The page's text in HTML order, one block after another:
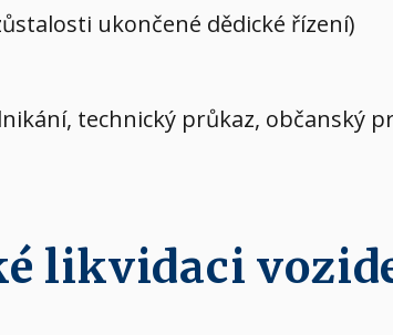
ukončené dědické řízení)
technický průkaz, občanský
likvidaci